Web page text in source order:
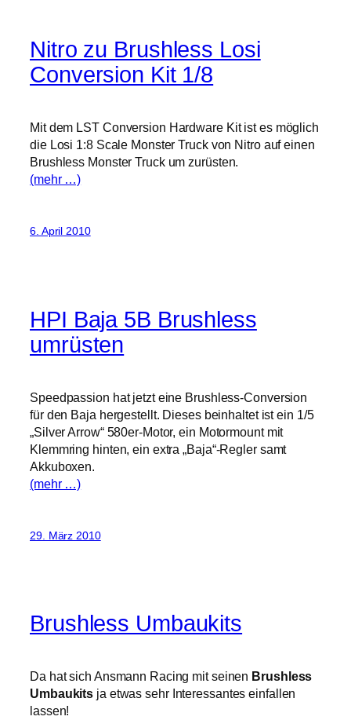
Nitro zu Brushless Losi
Conversion Kit 1/8
Mit dem LST Conversion Hardware Kit ist es möglich
die Losi 1:8 Scale Monster Truck von Nitro auf einen
Brushless Monster Truck um zurüsten.
(mehr …)
6. April 2010
HPI Baja 5B Brushless
umrüsten
Speedpassion hat jetzt eine Brushless-Conversion
für den Baja hergestellt. Dieses beinhaltet ist ein 1/5
„Silver Arrow“ 580er-Motor, ein Motormount mit
Klemmring hinten, ein extra „Baja“-Regler samt
Akkuboxen.
(mehr …)
29. März 2010
Brushless Umbaukits
Da hat sich Ansmann Racing mit seinen Brushless
Umbaukits ja etwas sehr Interessantes einfallen
lassen!